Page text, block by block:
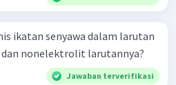
ikatan senyawa dalam larutan
nonelektrolit larutannya?
Jawaban terverifikasi